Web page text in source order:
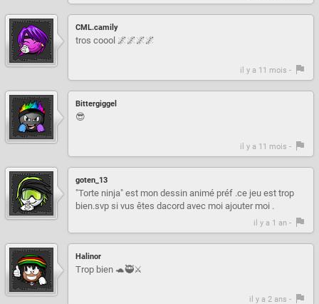
CML.camily
tros coool 🌌🌌🌌🌌
il y a 11 mois -
Bittergiggel
😎
il y a 11 mois -
goten_13
"Torte ninja" est mon dessin animé préf .ce jeu est trop
bien.svp si vus êtes dacord avec moi ajouter moi .
il y a 1 an -
Halinor
Trop bien 🐢🥷⚔
il y a 2 ans -